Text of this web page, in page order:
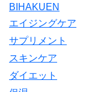
BIHAKUEN
エイジングケア
サプリメント
スキンケア
ダイエット